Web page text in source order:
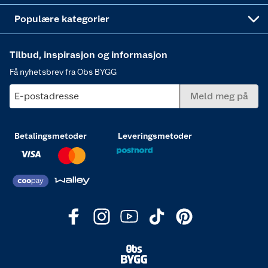
Populære kategorier
Tilbud, inspirasjon og informasjon
Få nyhetsbrev fra Obs BYGG
E-postadresse Meld meg på
Betalingsmetoder Leveringsmetoder